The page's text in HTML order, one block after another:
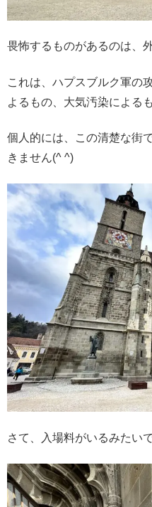
畏怖するものがあるのは、
これは、ハプスブルク軍の
よるもの、大気汚染による
個人的には、この清楚な街
きません(^ ^)
さて、入場料がいるみたい